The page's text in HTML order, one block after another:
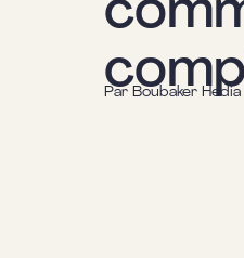
Par Boubaker Hedia